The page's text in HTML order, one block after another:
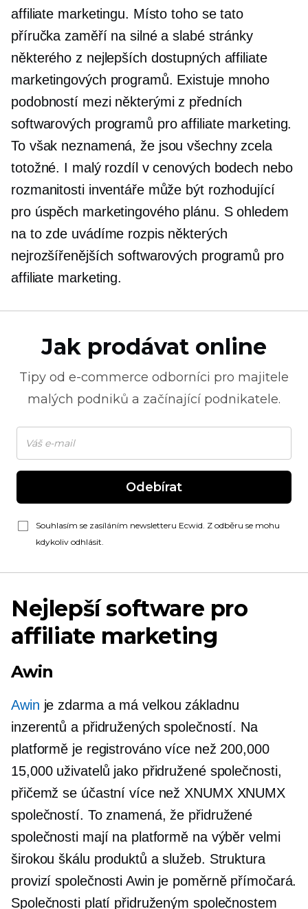
affiliate marketingu. Místo toho se tato
příručka zaměří na silné a slabé stránky
některého z nejlepších dostupných affiliate
marketingových programů. Existuje mnoho
podobností mezi některými z předních
softwarových programů pro affiliate marketing.
To však neznamená, že jsou všechny zcela
totožné. I malý rozdíl v cenových bodech nebo
rozmanitosti inventáře může být rozhodující
pro úspěch marketingového plánu. S ohledem
na to zde uvádíme rozpis některých
nejrozšířenějších softwarových programů pro
affiliate marketing.
Jak prodávat online
Tipy od e-commerce odborníci pro majitele
malých podniků a začínající podnikatele.
Odebírat
Souhlasím se zasíláním newsletteru Ecwid. Z odběru se mohu
kdykoliv odhlásit.
Nejlepší software pro
affiliate marketing
Awin
Awin je zdarma a má velkou základnu
inzerentů a přidružených společností. Na
platformě je registrováno více než 200,000
15,000 uživatelů jako přidružené společnosti,
přičemž se účastní více než XNUMX XNUMX
společností. To znamená, že přidružené
společnosti mají na platformě na výběr velmi
širokou škálu produktů a služeb. Struktura
provizí společnosti Awin je poměrně přímočará.
Společnosti platí přidruženým společnostem